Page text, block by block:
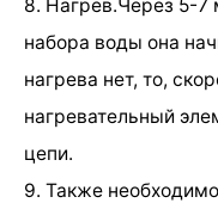
8. Нагрев.Через 5-7
набора воды она
нагрева нет, то,
нагревательный
цепи.
9. Также